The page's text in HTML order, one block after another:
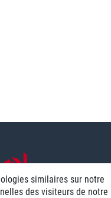
similaires sur notre
des visiteurs de notre